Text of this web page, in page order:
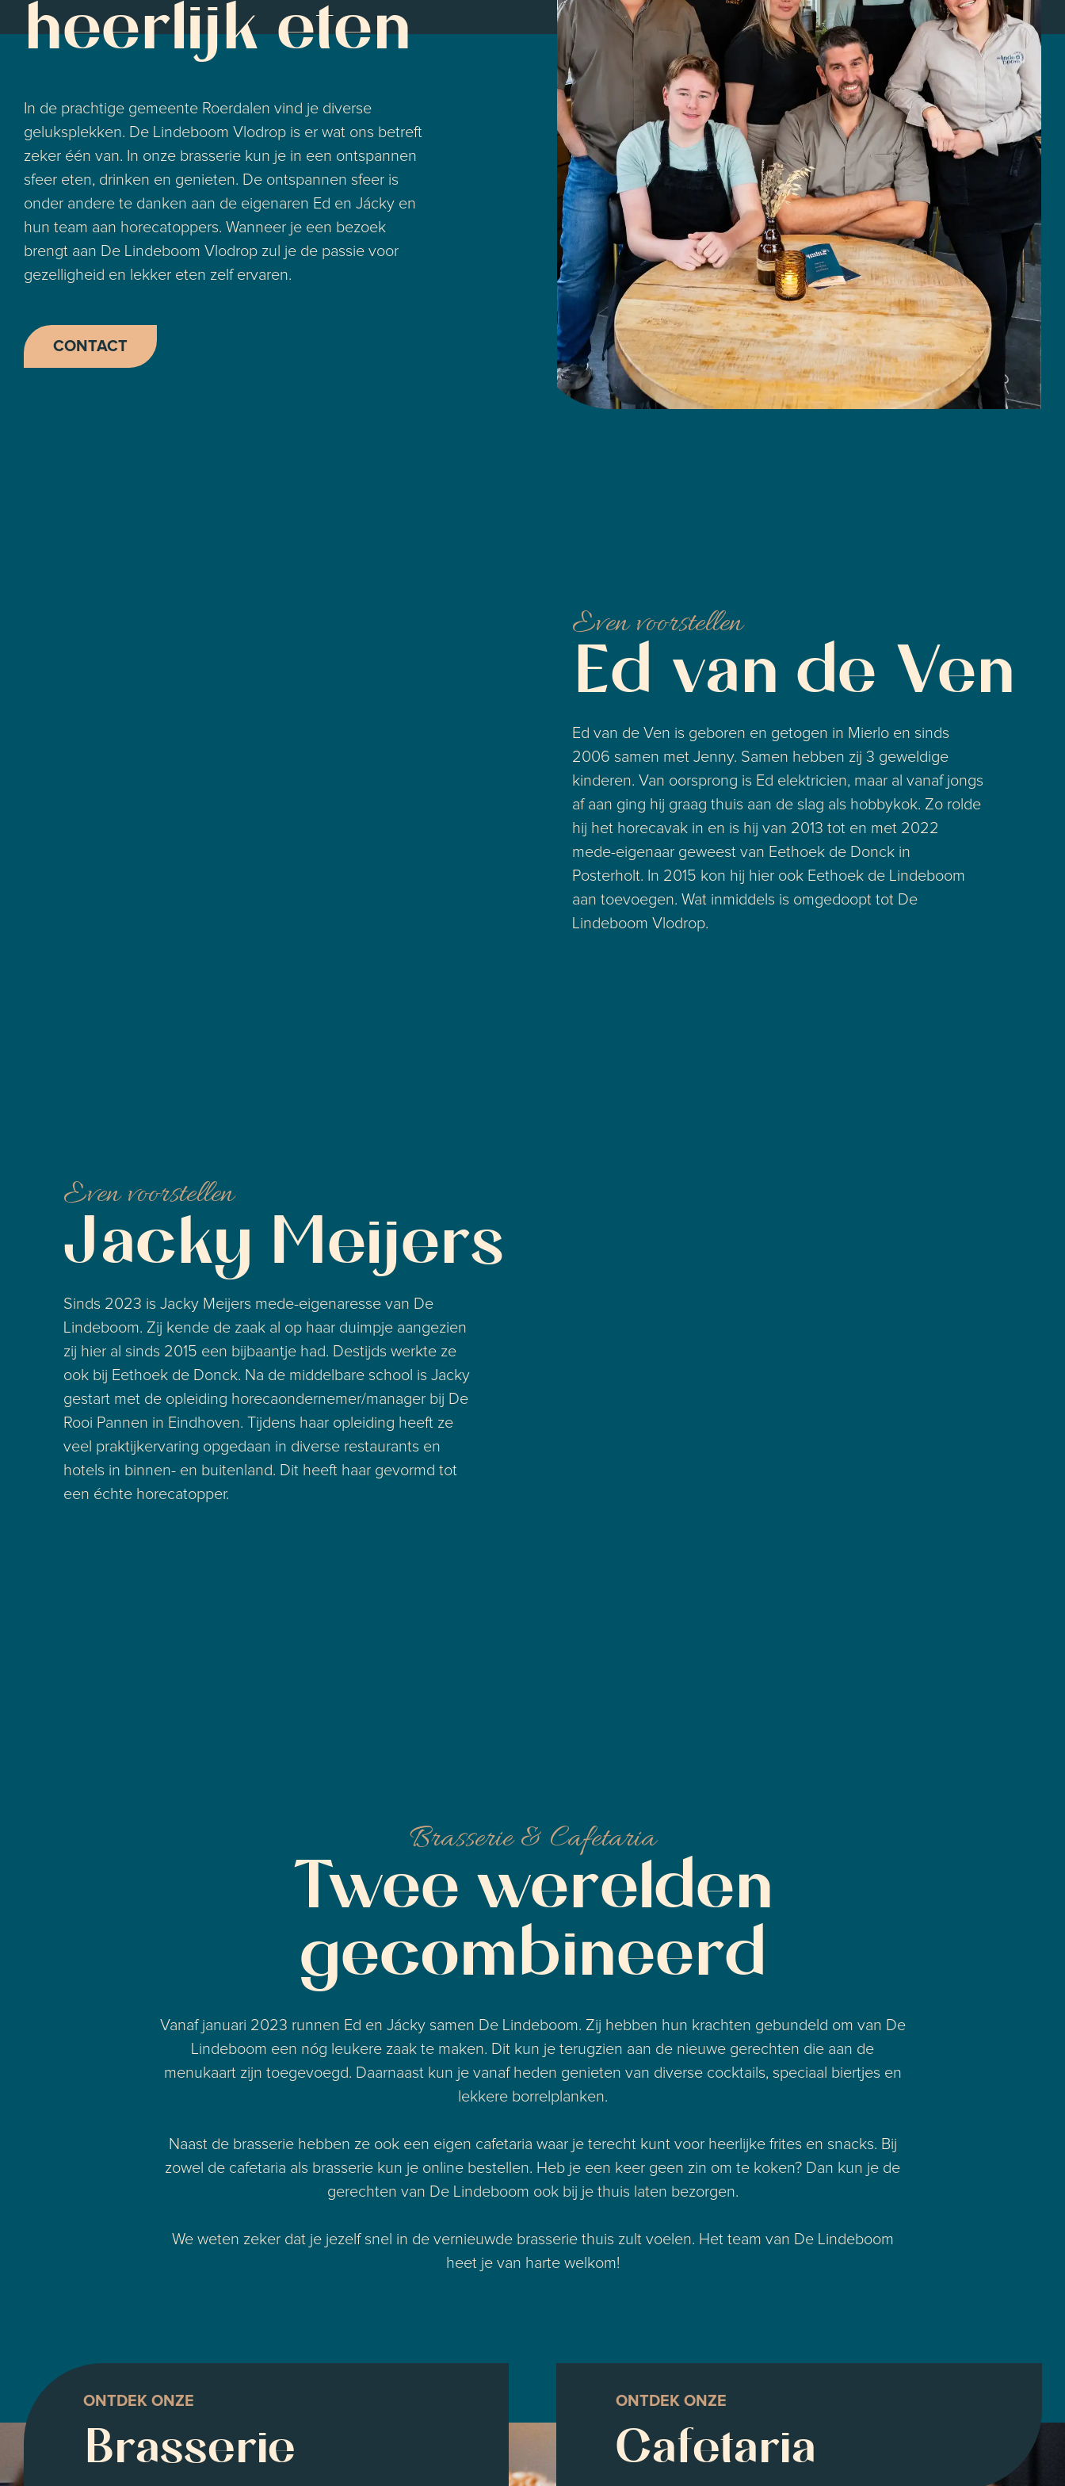
heerlijk eten
In de prachtige gemeente Roerdalen vind je diverse
geluksplekken. De Lindeboom Vlodrop is er wat ons betreft
zeker één van. In onze brasserie kun je in een ontspannen
sfeer eten, drinken en genieten. De ontspannen sfeer is
onder andere te danken aan de eigenaren Ed en Jácky en
hun team aan horecatoppers. Wanneer je een bezoek
brengt aan De Lindeboom Vlodrop zul je de passie voor
gezelligheid en lekker eten zelf ervaren.
CONTACT
Even voorstellen
Ed van de Ven
Ed van de Ven is geboren en getogen in Mierlo en sinds
2006 samen met Jenny. Samen hebben zij 3 geweldige
kinderen. Van oorsprong is Ed elektricien, maar al vanaf jongs
af aan ging hij graag thuis aan de slag als hobbykok. Zo rolde
hij het horecavak in en is hij van 2013 tot en met 2022
mede-eigenaar geweest van Eethoek de Donck in
Posterholt. In 2015 kon hij hier ook Eethoek de Lindeboom
aan toevoegen. Wat inmiddels is omgedoopt tot De
Lindeboom Vlodrop.
Even voorstellen
Jacky Meijers
Sinds 2023 is Jacky Meijers mede-eigenaresse van De
Lindeboom. Zij kende de zaak al op haar duimpje aangezien
zij hier al sinds 2015 een bijbaantje had. Destijds werkte ze
ook bij Eethoek de Donck. Na de middelbare school is Jacky
gestart met de opleiding horecaondernemer/manager bij De
Rooi Pannen in Eindhoven. Tijdens haar opleiding heeft ze
veel praktijkervaring opgedaan in diverse restaurants en
hotels in binnen- en buitenland. Dit heeft haar gevormd tot
een échte horecatopper.
Brasserie & Cafetaria
Twee werelden
gecombineerd
Vanaf januari 2023 runnen Ed en Jácky samen De Lindeboom. Zij hebben hun krachten gebundeld om van De
Lindeboom een nóg leukere zaak te maken. Dit kun je terugzien aan de nieuwe gerechten die aan de
menukaart zijn toegevoegd. Daarnaast kun je vanaf heden genieten van diverse cocktails, speciaal biertjes en
lekkere borrelplanken.
Naast de brasserie hebben ze ook een eigen cafetaria waar je terecht kunt voor heerlijke frites en snacks. Bij
zowel de cafetaria als brasserie kun je online bestellen. Heb je een keer geen zin om te koken? Dan kun je de
gerechten van De Lindeboom ook bij je thuis laten bezorgen.
We weten zeker dat je jezelf snel in de vernieuwde brasserie thuis zult voelen. Het team van De Lindeboom
heet je van harte welkom!
ONTDEK ONZE
Brasserie
ONTDEK ONZE
Cafetaria